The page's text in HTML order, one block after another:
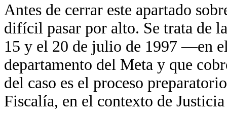
Antes de cerrar este apartado
difícil pasar por alto. Se trata de
15 y el 20 de julio de 1997 —en
departamento del Meta y que
del caso es el proceso
Fiscalía, en el contexto de